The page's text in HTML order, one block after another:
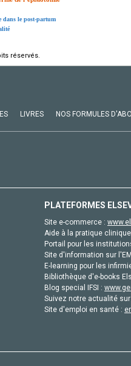
dans le post-partum
réservés.
LIVRES NOS FORMULES
PLATEFORMES
Site e-commerce :
Aide à la pratique
Portail pour les
Site d'information sur
E-learning pour les
Bibliothèque d'e-books
Blog special IFSI :
Suivez notre actualité
Site d'emploi en santé :